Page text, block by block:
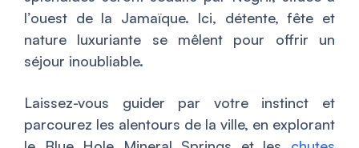
l’ouest de la Jamaïque. Ici, détente, fête et
nature luxuriante se mêlent pour offrir un
séjour inoubliable.
Laissez-vous guider par votre instinct et
parcourez les alentours de la ville, en explorant